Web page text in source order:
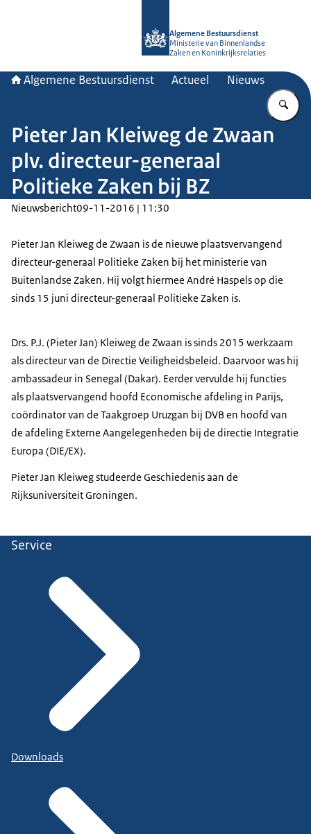
Algemene Bestuursdienst
Ministerie van Binnenlandse
Zaken en Koninkrijksrelaties
Algemene Bestuursdienst Actueel Nieuws
Pieter Jan Kleiweg de Zwaan
plv. directeur-generaal
Politieke Zaken bij BZ
Nieuwsbericht09-11-2016 | 11:30
Pieter Jan Kleiweg de Zwaan is de nieuwe plaatsvervangend
directeur-generaal Politieke Zaken bij het ministerie van
Buitenlandse Zaken. Hij volgt hiermee André Haspels op die
sinds 15 juni directeur-generaal Politieke Zaken is.
Drs. P.J. (Pieter Jan) Kleiweg de Zwaan is sinds 2015 werkzaam
als directeur van de Directie Veiligheidsbeleid. Daarvoor was hij
ambassadeur in Senegal (Dakar). Eerder vervulde hij functies
als plaatsvervangend hoofd Economische afdeling in Parijs,
coördinator van de Taakgroep Uruzgan bij DVB en hoofd van
de afdeling Externe Aangelegenheden bij de directie Integratie
Europa (DIE/EX).
Pieter Jan Kleiweg studeerde Geschiedenis aan de
Rijksuniversiteit Groningen.
Service
Downloads